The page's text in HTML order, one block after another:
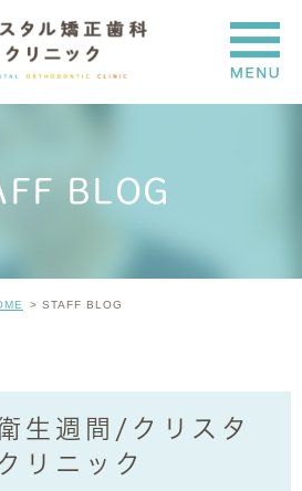
BLOG
STAFF BLOG
生週間/クリスタ
リニック